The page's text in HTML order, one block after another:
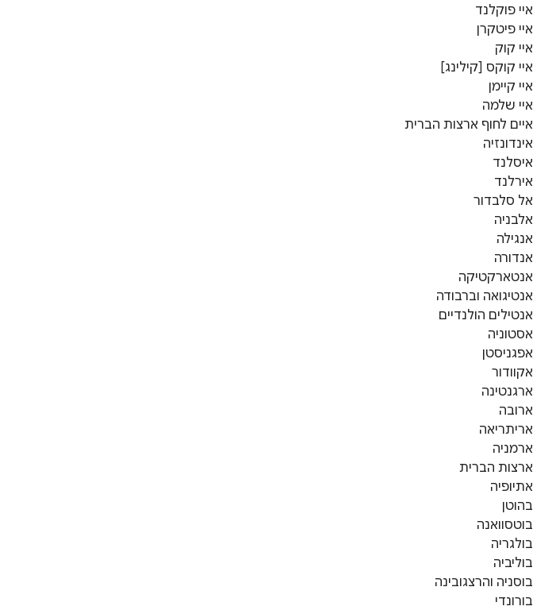
איי פוקלנד
איי פיטקרן
איי קוק
איי קוקס [קילינג]
איי קיימן
איי שלמה
איים לחוף ארצות הברית
אינדונזיה
איסלנד
אירלנד
אל סלבדור
אלבניה
אנגילה
אנדורה
אנטארקטיקה
אנטיגואה וברבודה
אנטילים הולנדיים
אסטוניה
אפגניסטן
אקוודור
ארגנטינה
ארובה
אריתריאה
ארמניה
ארצות הברית
אתיופיה
בהוטן
בוטסוואנה
בולגריה
בוליביה
בוסניה והרצגובינה
בורונדי